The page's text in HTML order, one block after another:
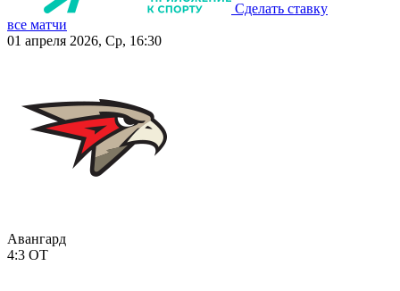
Сделать ставку
все матчи
01 апреля 2026, Ср, 16:30
Авангард
4:3 ОТ